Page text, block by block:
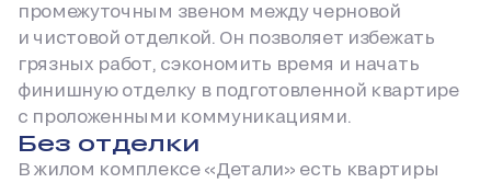
промежуточным звеном между черновой
и чистовой отделкой. Он позволяет избежать
грязных работ, сэкономить время и начать
финишную отделку в подготовленной квартире
с проложенными коммуникациями.
Без отделки
В жилом комплексе «Детали» есть квартиры